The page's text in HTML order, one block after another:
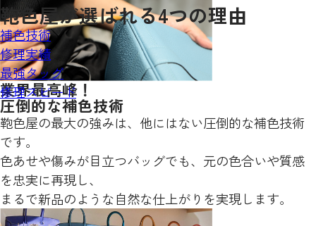
鞄色屋が選ばれる4つの理由
補色技術
修理実績
最強タッグ
修理スピード
業界最高峰！
圧倒的な補色技術
鞄色屋の最大の強みは、他にはない圧倒的な補色技術
です。
色あせや傷みが目立つバッグでも、元の色合いや質感
を忠実に再現し、
まるで新品のような自然な仕上がりを実現します。